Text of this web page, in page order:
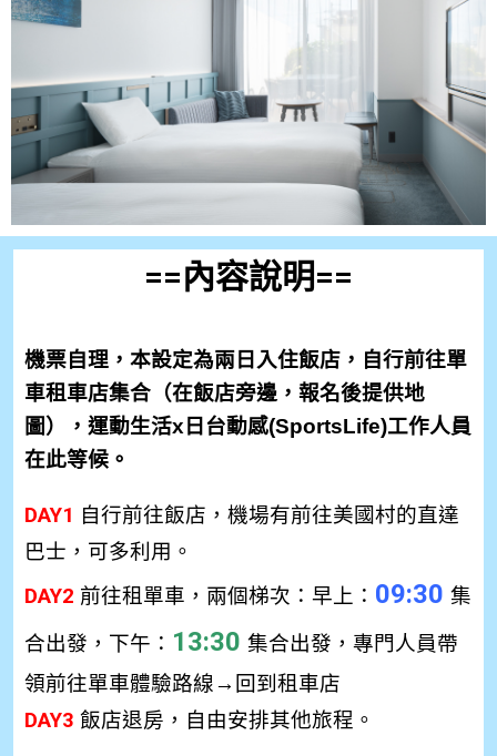
==內容說明==
機票自理，本設定為兩日入住飯店，自行前往單
車租車店集合（在飯店旁邊，報名後提供地
圖），運動生活x日台動感(SportsLife)工作人員
在此等候。
DAY1 自行前往飯店，機場有前往美國村的直達
巴士，可多利用。
DAY2 前往租單車，兩個梯次：早上： 09:30 集
合出發，下午： 13:30 集合出發，專門人員帶
領前往單車體驗路線→ 回到租車店
DAY3 飯店退房，自由安排其他旅程。